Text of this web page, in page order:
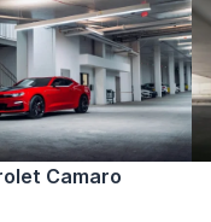
Camaro